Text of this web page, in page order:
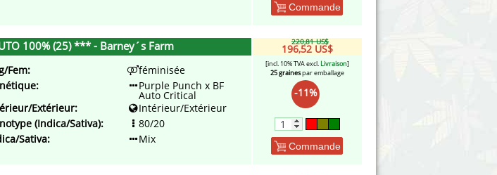
Commande
100% (25) *** - Barney´s Farm
Fem:
féminisée
Purple Punch x BF
Auto Critical
Extérieur:
Intérieur/Extérieur
(Indica/Sativa):
80/20
Sativa:
Mix
220,81 US$
196,52 US$
[incl. 10% TVA excl. Livraison]
25 grainespar emballage
-11%
Commande